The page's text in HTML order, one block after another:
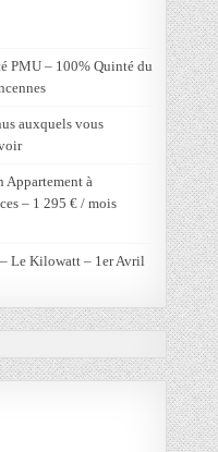
PMU – 100% Quinté du
auxquels vous
Appartement à
– 1 295 € / mois
Le Kilowatt – 1er Avril